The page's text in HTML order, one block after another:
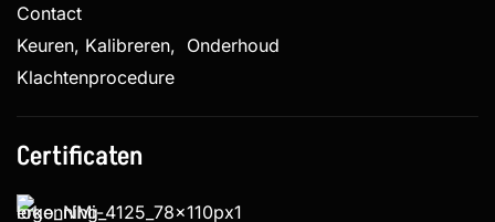
Contact
Keuren, Kalibreren, Onderhoud
Klachtenprocedure
Certificaten